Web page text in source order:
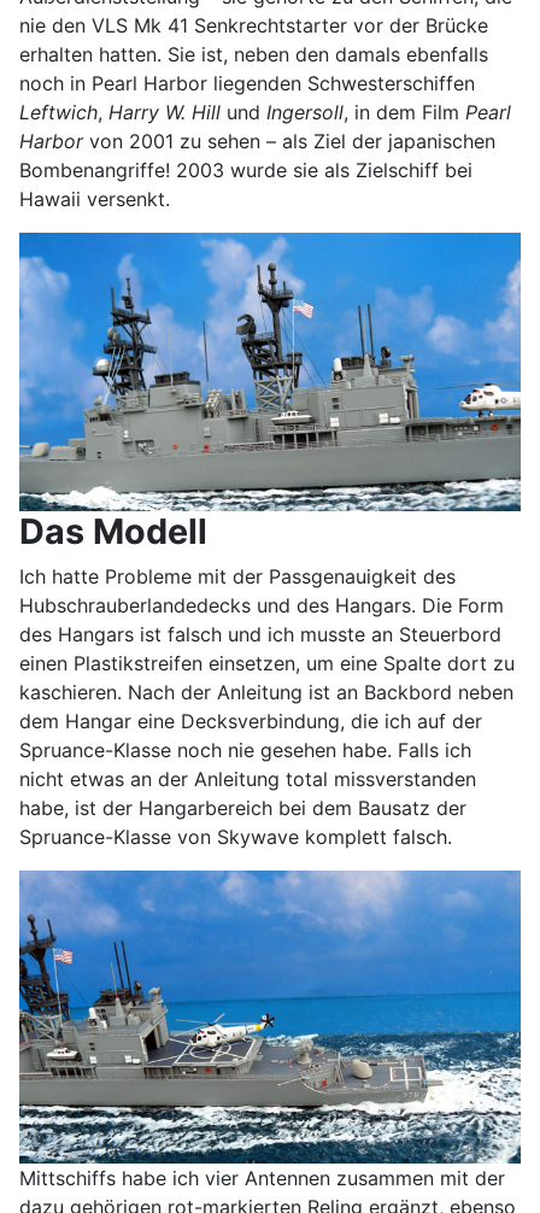
nie den VLS Mk 41 Senkrechtstarter vor der Brücke
erhalten hatten. Sie ist, neben den damals ebenfalls
noch in Pearl Harbor liegenden Schwesterschiffen
Leftwich, Harry W. Hill und Ingersoll, in dem Film Pearl
Harborvon 2001 zu sehen – als Ziel der japanischen
Bombenangriffe! 2003 wurde sie als Zielschiff bei
Hawaii versenkt.
Das Modell
Ich hatte Probleme mit der Passgenauigkeit des
Hubschrauberlandedecks und des Hangars. Die Form
des Hangars ist falsch und ich musste an Steuerbord
einen Plastikstreifen einsetzen, um eine Spalte dort zu
kaschieren. Nach der Anleitung ist an Backbord neben
dem Hangar eine Decksverbindung, die ich auf der
Spruance-Klasse noch nie gesehen habe. Falls ich
nicht etwas an der Anleitung total missverstanden
habe, ist der Hangarbereich bei dem Bausatz der
Spruance-Klasse von Skywave komplett falsch.
Mittschiffs habe ich vier Antennen zusammen mit der
dazu gehörigen rot-markierten Reling ergänzt, ebenso